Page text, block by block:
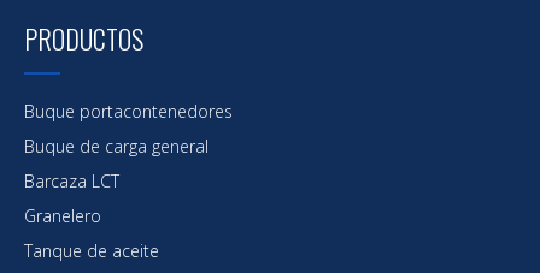
Paquete de 6 buques petroleros de diseño
moderno de 3000 DWT
PRODUCTOS
Buque portacontenedores
Buque de carga general
Barcaza LCT
Granelero
Tanque de aceite